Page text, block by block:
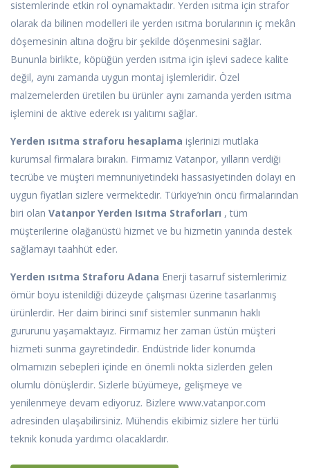
sistemlerinde etkin rol oynamaktadır. Yerden ısıtma için strafor
olarak da bilinen modelleri ile yerden ısıtma borularının iç mekân
döşemesinin altına doğru bir şekilde döşenmesini sağlar.
Bununla birlikte, köpüğün yerden ısıtma için işlevi sadece kalite
değil, aynı zamanda uygun montaj işlemleridir. Özel
malzemelerden üretilen bu ürünler aynı zamanda yerden ısıtma
işlemini de aktive ederek ısı yalıtımı sağlar.
Yerden ısıtma straforu hesaplama işlerinizi mutlaka
kurumsal firmalara bırakın. Firmamız Vatanpor, yılların verdiği
tecrübe ve müşteri memnuniyetindeki hassasiyetinden dolayı en
uygun fiyatları sizlere vermektedir. Türkiye’nin öncü firmalarından
biri olan Vatanpor Yerden Isıtma Straforları , tüm
müşterilerine olağanüstü hizmet ve bu hizmetin yanında destek
sağlamayı taahhüt eder.
Yerden ısıtma Straforu Adana Enerji tasarruf sistemlerimiz
ömür boyu istenildiği düzeyde çalışması üzerine tasarlanmış
ürünlerdir. Her daim birinci sınıf sistemler sunmanın haklı
gururunu yaşamaktayız. Firmamız her zaman üstün müşteri
hizmeti sunma gayretindedir. Endüstride lider konumda
olmamızın sebepleri içinde en önemli nokta sizlerden gelen
olumlu dönüşlerdir. Sizlerle büyümeye, gelişmeye ve
yenilenmeye devam ediyoruz. Bizlere www.vatanpor.com
adresinden ulaşabilirsiniz. Mühendis ekibimiz sizlere her türlü
teknik konuda yardımcı olacaklardır.